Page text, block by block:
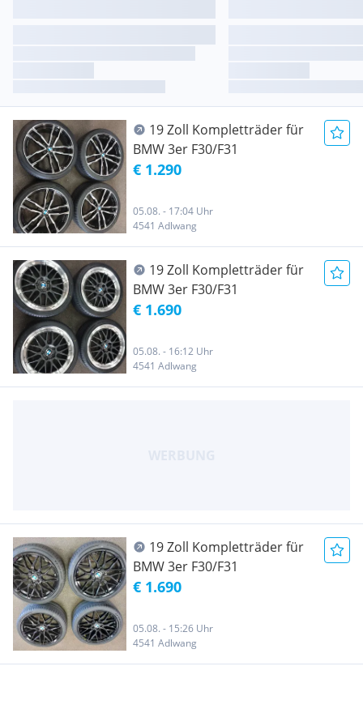
19 Zoll Kompletträder für
BMW 3er F30/F31
€ 1.290
05.08. - 17:04 Uhr
4541 Adlwang
19 Zoll Kompletträder für
BMW 3er F30/F31
€ 1.690
05.08. - 16:12 Uhr
4541 Adlwang
19 Zoll Kompletträder für
BMW 3er F30/F31
€ 1.690
05.08. - 15:26 Uhr
4541 Adlwang